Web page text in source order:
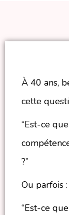
À 40 ans,
cette
“Est-ce
?”
Ou parfois :
“Est-ce